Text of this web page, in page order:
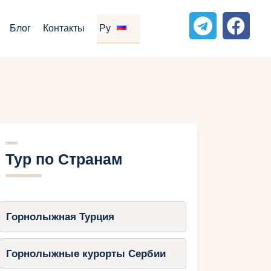
Блог Контакты Ру
Тур по Странам
Горнолыжная Турция
Горнолыжные курорты Сербии